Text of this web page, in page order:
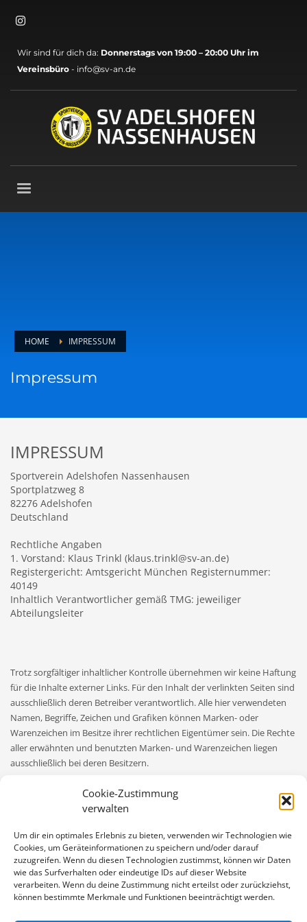
Cookie-Zustimmung
verwalten
Um dir ein optimales Erlebnis zu bieten, verwenden wir Technologien wie
Cookies, um Geräteinformationen zu speichern und/oder darauf
zuzugreifen. Wenn du diesen Technologien zustimmst, können wir Daten
wie das Surfverhalten oder eindeutige IDs auf dieser Website
verarbeiten. Wenn du deine Zustimmung nicht erteilst oder zurückziehst,
können bestimmte Merkmale und Funktionen beeinträchtigt werden.
Mai 2026
Oktober 2025
September 2025
August 2025
Oktober 2023
Kategorien
Fußball Damen
Fußball Jugend
Stadionzeitung
HOW TO SHOP
1 Login or create new account.
3 Payment & FREEshipment
If you still have problems, please let us know, by sending an email
to support@website.com . Thank you!
Sat - 9:00AM-5:00PM
Sundays by appointment only!
Wir sind für dich da: Donnerstags von 19:00 – 20:00 Uhr im
Vereinsbüro - info@sv-an.de
HOME IMPRESSUM
Impressum
IMPRESSUM
Sportverein Adelshofen Nassenhausen
Sportplatzweg 8
82276 Adelshofen
Deutschland
Rechtliche Angaben
1. Vorstand: Klaus Trinkl (klaus.trinkl@sv-an.de)
Registergericht: Amtsgericht München Registernummer:
40149
Inhaltlich Verantwortlicher gemäß TMG: jeweiliger
Abteilungsleiter
Trotz sorgfältiger inhaltlicher Kontrolle übernehmen wir keine Haftung
für die Inhalte externer Links. Für den Inhalt der verlinkten Seiten sind
ausschließlich deren Betreiber verantwortlich. Alle hier verwendeten
Namen, Begriffe, Zeichen und Grafiken können Marken- oder
Warenzeichen im Besitze ihrer rechtlichen Eigentümer sein. Die Rechte
aller erwähnten und benutzten Marken- und Warenzeichen liegen
ausschließlich bei deren Besitzern.
DATENSCHUTZ IMPRESSUM
GET SOCIAL
Sportverein Adelshofen Nassenhausen